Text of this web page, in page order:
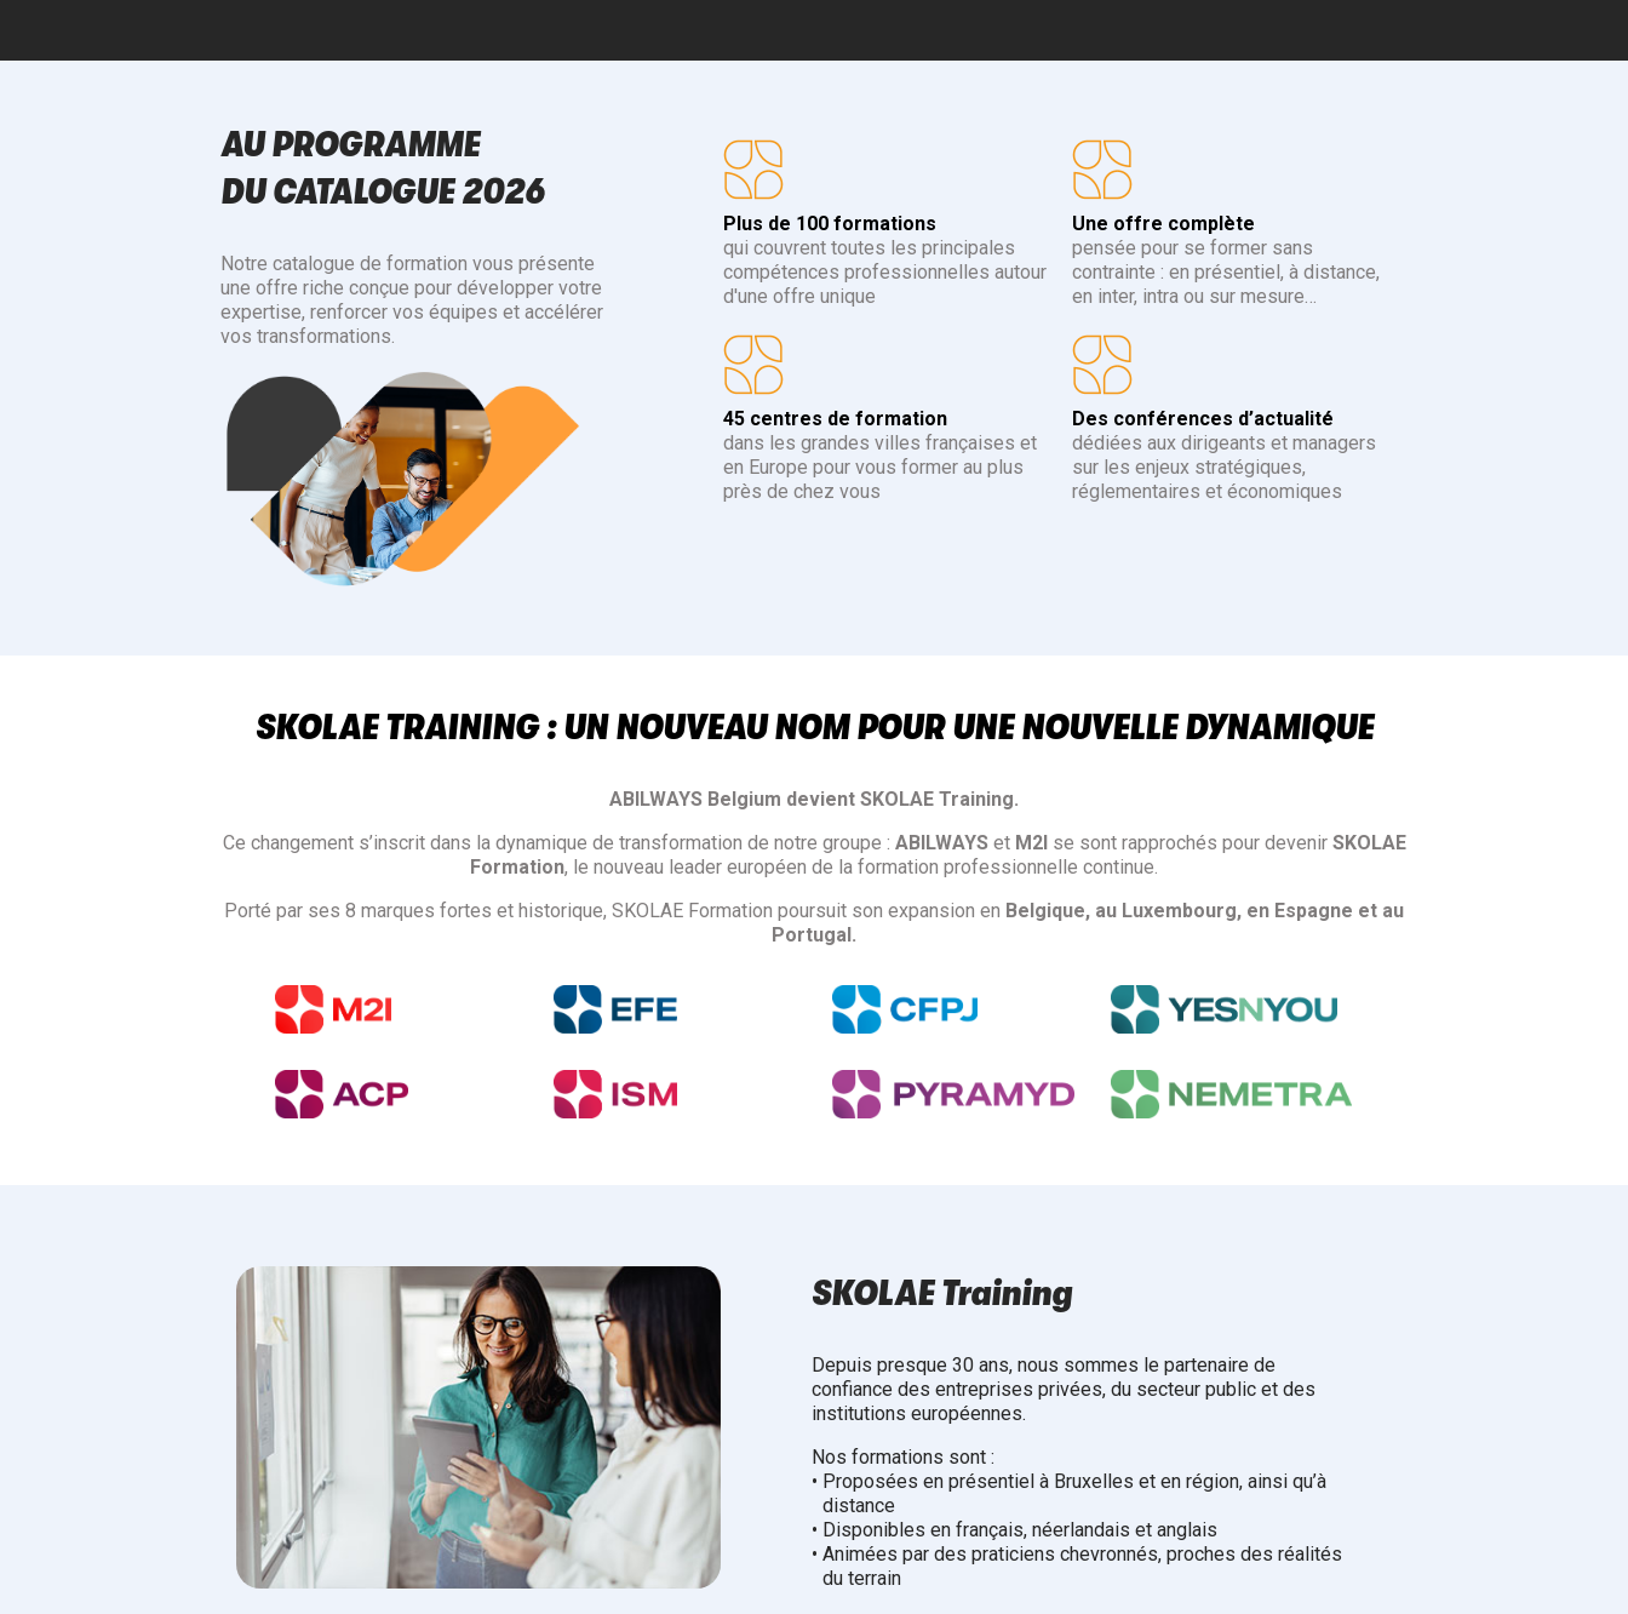
AU PROGRAMME
DU CATALOGUE 2026
Notre catalogue de formation vous présente
une offre riche conçue pour développer votre
expertise, renforcer vos équipes et accélérer
vos transformations.
Plus de 100 formations
qui couvrent toutes les principales
compétences professionnelles autour
d'une offre unique
45 centres de formation
dans les grandes villes françaises et
en Europe pour vous former au plus
près de chez vous
Une offre complète
pensée pour se former sans
contrainte : en présentiel, à distance,
en inter, intra ou sur mesure…
Des conférences d’actualité
dédiées aux dirigeants et managers
sur les enjeux stratégiques,
réglementaires et économiques
SKOLAE TRAINING : UN NOUVEAU NOM POUR UNE NOUVELLE DYNAMIQUE
ABILWAYS Belgium devient SKOLAE Training.
Ce changement s’inscrit dans la dynamique de transformation de notre groupe : ABILWAYSet M2I se sont rapprochés pour devenir SKOLAE
Formation, le nouveau leader européen de la formation professionnelle continue.
Porté par ses 8 marques fortes et historique, SKOLAE Formation poursuit son expansion en Belgique, au Luxembourg, en Espagne et au
Portugal.
SKOLAE Training
Depuis presque 30 ans, nous sommes le partenaire de
confiance des entreprises privées, du secteur public et des
institutions européennes.
Nos formations sont :
• Proposées en présentiel à Bruxelles et en région, ainsi qu’à
distance
• Disponibles en français, néerlandais et anglais
• Animées par des praticiens chevronnés, proches des réalités
du terrain